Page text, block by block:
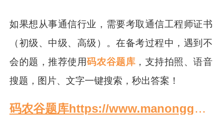
如果想从事通信行业，需要考取通信工程师证书
（初级、中级、高级）。在备考过程中，遇到不
会的题，推荐使用码农谷题库 ，支持拍照、语音
搜题，图片、文字一键搜索，秒出答案！
码农谷题库https://www.manonggu.com/